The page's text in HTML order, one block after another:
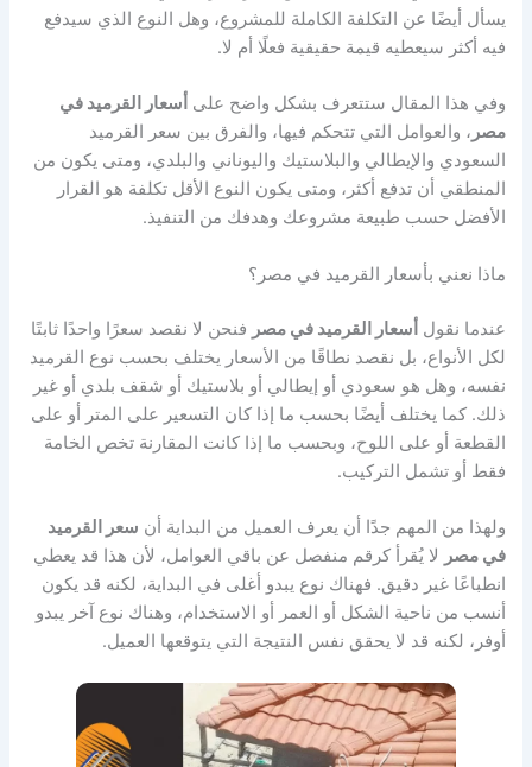
يسأل أيضًا عن التكلفة الكاملة للمشروع، وهل النوع الذي سيدفع
فيه أكثر سيعطيه قيمة حقيقية فعلًا أم لا.
وفي هذا المقال ستتعرف بشكل واضح على أسعار القرميد في
مصر ، والعوامل التي تتحكم فيها، والفرق بين سعر القرميد
السعودي والإيطالي والبلاستيك واليوناني والبلدي، ومتى يكون من
المنطقي أن تدفع أكثر، ومتى يكون النوع الأقل تكلفة هو القرار
الأفضل حسب طبيعة مشروعك وهدفك من التنفيذ.
ماذا نعني بأسعار القرميد في مصر؟
عندما نقول أسعار القرميد في مصر فنحن لا نقصد سعرًا واحدًا ثابتًا
لكل الأنواع، بل نقصد نطاقًا من الأسعار يختلف بحسب نوع القرميد
نفسه، وهل هو سعودي أو إيطالي أو بلاستيك أو شقف بلدي أو غير
ذلك. كما يختلف أيضًا بحسب ما إذا كان التسعير على المتر أو على
القطعة أو على اللوح، وبحسب ما إذا كانت المقارنة تخص الخامة
فقط أو تشمل التركيب.
ولهذا من المهم جدًا أن يعرف العميل من البداية أن سعر القرميد
في مصر لا يُقرأ كرقم منفصل عن باقي العوامل، لأن هذا قد يعطي
انطباعًا غير دقيق. فهناك نوع يبدو أغلى في البداية، لكنه قد يكون
أنسب من ناحية الشكل أو العمر أو الاستخدام، وهناك نوع آخر يبدو
أوفر، لكنه قد لا يحقق نفس النتيجة التي يتوقعها العميل.